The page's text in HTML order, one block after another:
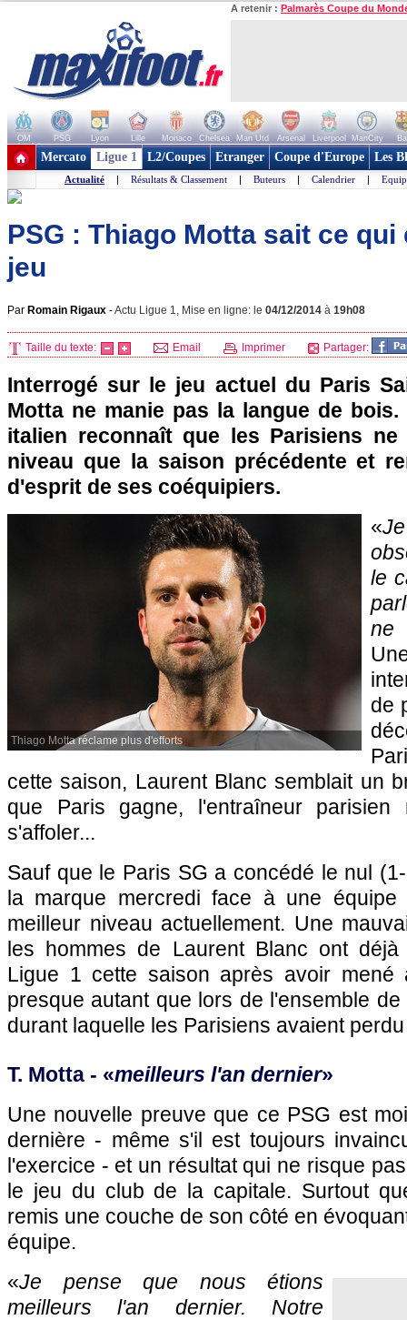
A retenir : Palmarès Coupe du
OM PSG Lyon Lille Monaco Chelsea Man Utd Arsenal Liverpool ManCity
+ de clubs
Mercato Ligue 1 L2/Coupes Etranger Coupe d'Europe Les
Actualité | Résultats & Classement | Buteurs | Calendrier |
PSG : Thiago Motta sait ce
jeu
Par Romain Rigaux -Actu Ligue 1, Mise en ligne: le 04/12/2014 à 19h08
Taille du texte: Email Imprimer Partager:
Interrogé sur le jeu actuel du Paris
Motta ne manie pas la langue de
italien reconnaît que les Parisiens
niveau que la saison précédente et
d'esprit de ses coéquipiers.
Thiago Motta réclame plus d'efforts
«
le
ne
de
cette saison, Laurent Blanc semblait un
que Paris gagne, l'entraîneur
s'affoler...
Sauf que le Paris SG a concédé le nul
la marque mercredi face à une
meilleur niveau actuellement. Une
les hommes de Laurent Blanc ont
Ligue 1 cette saison après avoir mené
presque autant que lors de l'ensemble
durant laquelle les Parisiens avaient
T. Motta - «meilleurs l'an dernier»
Une nouvelle preuve que ce PSG est
dernière - même s'il est toujours
l'exercice - et un résultat qui ne risque
le jeu du club de la capitale. Surtout
remis une couche de son côté en
équipe.
«Je pense que nous étions
meilleurs l'an dernier. Notre